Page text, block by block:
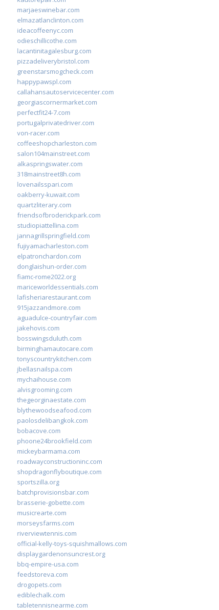
marjaeswinebar.com
elmazatlanclinton.com
ideacoffeenyc.com
odieschillicothe.com
lacantinitagalesburg.com
pizzadeliverybristol.com
greenstarsmogcheck.com
happypawspl.com
callahansautoservicecenter.com
georgiascornermarket.com
perfectfit24-7.com
portugalprivatedriver.com
von-racer.com
coffeeshopcharleston.com
salon104mainstreet.com
alkaspringswater.com
318mainstreet8h.com
lovenailsspari.com
oakberry-kuwait.com
quartzliterary.com
friendsofbroderickpark.com
studiopiattellina.com
jannagrillspringfield.com
fujiyamacharleston.com
elpatronchardon.com
donglaishun-order.com
fiamc-rome2022.org
mariceworldessentials.com
lafisheriarestaurant.com
915jazzandmore.com
aguadulce-countryfair.com
jakehovis.com
bosswingsduluth.com
birminghamautocare.com
tonyscountrykitchen.com
jbellasnailspa.com
mychaihouse.com
alvisgrooming.com
thegeorginaestate.com
blythewoodseafood.com
paolosdelibangkok.com
bobacove.com
phoone24brookfield.com
mickeybarmama.com
roadwayconstructioninc.com
shopdragonflyboutique.com
sportszilla.org
batchprovisionsbar.com
brasserie-gobette.com
musicrearte.com
morseysfarms.com
riverviewtennis.com
official-kelly-toys-squishmallows.com
displaygardenonsuncrest.org
bbq-empire-usa.com
feedstoreva.com
drogopets.com
ediblechalk.com
tabletennisnearme.com